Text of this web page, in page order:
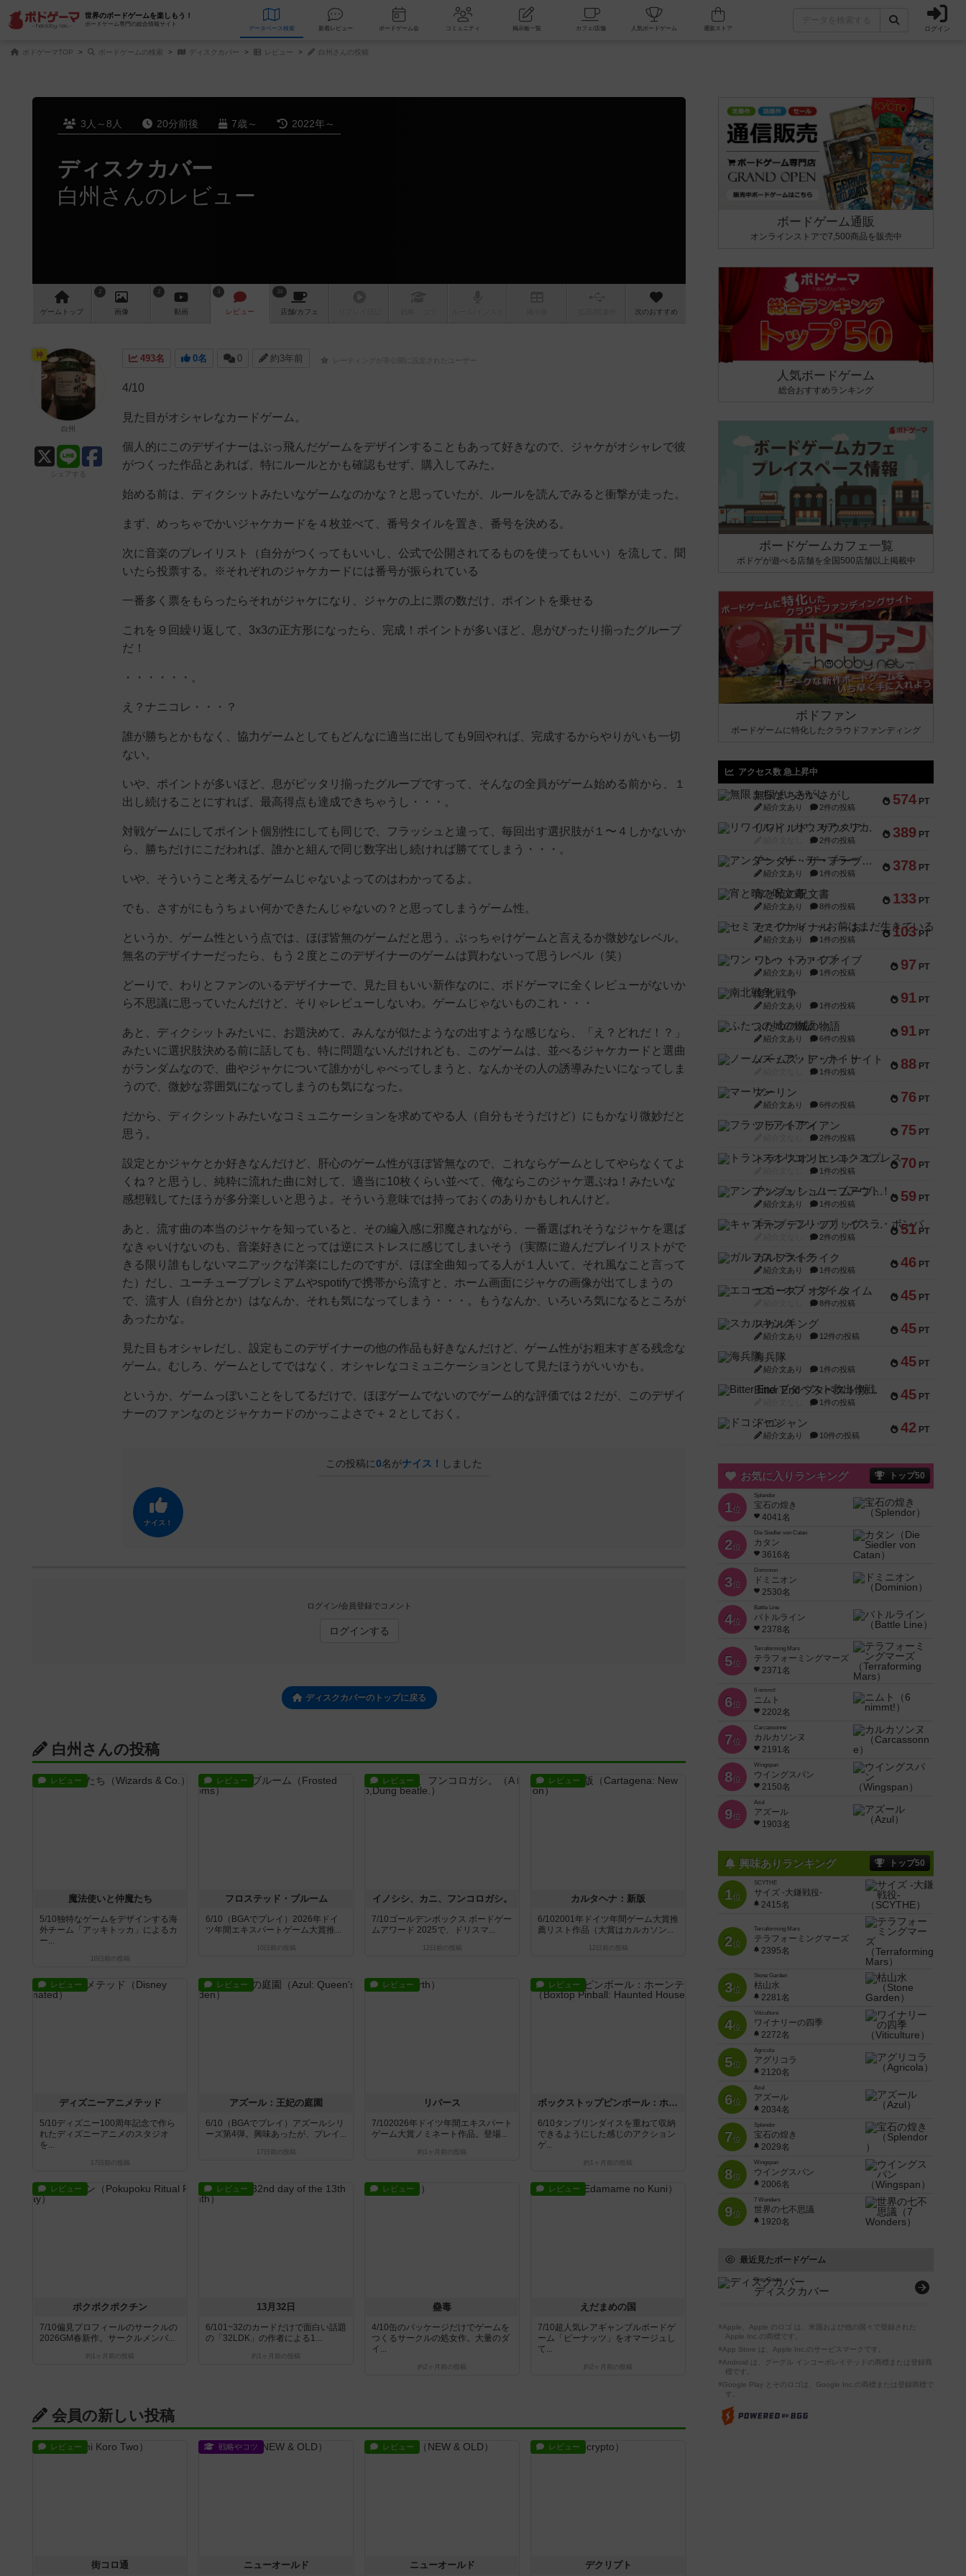
世界のボードゲームを楽しもう！
ボードゲーム専門の総合情報サイト
データベース 検索 新着レビュー ボードゲーム会 コミュニティ 掲示板一覧 カフェ/店舗 人気ボードゲーム ログイン
ボドゲーマTOP ボードゲームの検索 ディスクカバー レビュー 白州さんの投稿
3人～8人 20分前後 7歳～ 2022年～
ディスクカバー
白州さんのレビュー
ゲーム トップ
2
画像
2
動画
3
レビュー
34
店舗/カフェ 次のおすすめ
493名 0名 0 約3年前 レーティングが非公開に設定されたユーザー
4/10
見た目がオシャレなカードゲーム。
個人的にこのデザイナーはぶっ飛んだゲームをデザインすることもあって好きなので、ジャケがオシャレで彼
がつくった作品とあれば、特にルールとかも確認もせず、購入してみた。
始める前は、ディクシットみたいなゲームなのかな？と思っていたが、ルールを読んでみると衝撃が走った。
まず、めっちゃでかいジャケカードを４枚並べて、番号タイルを置き、番号を決める。
次に音楽のプレイリスト（自分がつくってもいいし、公式で公開されてるものを使ってもいい）を流して、聞
いたら投票する。※それぞれのジャケカードには番号が振られている
一番多く票をもらったらそれがジャケになり、ジャケの上に票の数だけ、ポイントを乗せる
これを９回繰り返して、3x3の正方形になったら、完成！ポイントが多いほど、息がぴったり揃ったグループ
だ！
・・・・・・。
え？ナニコレ・・・？
誰が勝ちとかもなく、協力ゲームとしてもどんなに適当に出しても9回やれば、完成するからやりがいも一切
ない。
いや、ポイントが多いほど、息がピッタリ揃ったグループですって、そんなの全員がゲーム始める前から、１
出し続けることにすれば、最高得点も達成できちゃうし・・・。
対戦ゲームにしてポイント個別性にしても同じで、フラッシュと違って、毎回出す選択肢が１〜４しかないか
ら、勝ちだけにこだわれば、誰かと組んで同じ数字出し続ければ勝ててしまう・・・。
いや、そういうこと考えるゲームじゃないよってのはわかってるよ。
でも、さすがにもうちょい何かできたんじゃないの？と思ってしまうゲーム性。
というか、ゲーム性という点では、ほぼ皆無のゲームだと思う。ぶっちゃけゲームと言えるか微妙なレベル。
無名のデザイナーだったら、もう２度とこのデザイナーのゲームは買わないって思うレベル（笑）
どーりで、わりとファンのいるデザイナーで、見た目もいい新作なのに、ボドゲーマに全くレビューがないか
ら不思議に思っていたんだけど、そりゃレビューしないわ。ゲームじゃないものこれ・・・
あと、ディクシットみたいに、お題決めて、みんなが似たようなの出すような感じなら、「え？どれだ！？」
みたいに選択肢決める前に話しても、特に問題ないんだけれども、このゲームは、並べるジャケカードと選曲
がランダムなので、曲やジャケについて誰かがしゃべってしまうと、なんかその人の誘導みたいになってしま
うので、微妙な雰囲気になってしまうのも気になった。
だから、ディクシットみたいなコミュニケーションを求めてやる人（自分もそうだけど）にもかなり微妙だと
思う。
設定とかジャケとか好きなんだけど、肝心のゲーム性がほぼ皆無なので、これならゲームとしてやらなくてよ
くね？と思うし、純粋に流れた曲に対して、適当に10枚くらい並べて、俺ならこのジャケ選ぶね！みたいな
感想戦してたほうが多分楽しいと思うよ。そういう意味では持っておくのありかもしれんけど。
あと、流す曲の本当のジャケを知っていると、その編入感に邪魔されながら、一番選ばれそうなジャケを選ば
なきゃいけないのも、音楽好きにとっては逆にストレスに感じてしまいそう（実際に遊んだプレイリストがで
きる限り誰もしないマニアックな洋楽にしたのですが、ほぼ全曲知ってる人が１人いて、それ風なこと言って
た）だし、ユーチューブプレミアムやspotifyで携帯から流すと、ホーム画面にジャケの画像が出てしまうの
で、流す人（自分とか）はなんか、それも気になってしまう・・・。もうなんか、いろいろ気になるところが
あったかな。
見た目もオシャレだし、設定もこのデザイナーの他の作品も好きなんだけど、ゲーム性がお粗末すぎる残念な
ゲーム。むしろ、ゲームとしてではなく、オシャレなコミュニケーションとして見たほうがいいかも。
というか、ゲームっぽいことをしてるだけで、ほぼゲームでないのでゲーム的な評価では２だが、このデザイ
ナーのファンなのとジャケカードのかっこよさで＋２としておく。
この投稿に0名がナイス！ しました
ナイス！
神
白州
シェアする
ログイン/会員登録でコメント
ログインする
ディスクカバーのトップに戻る
白州さんの投稿
レビュー
魔法使いと仲魔たち
5/10独特なゲームをデザインする海
外チーム「アッキトッカ」によるカ
ー...
10日前 の投稿
レビュー
フロステッド・ブルーム
6/10（BGAでプレイ）2026年ドイ
ツ年間エキスパートゲーム大賞推...
10日前 の投稿
レビュー
イノシシ、カニ、フンコロガシ。
7/10ゴールデンボックス ボードゲー
ムアワード 2025で、ドリスマ...
12日前 の投稿
レビュー
カルタヘナ：新版
6/102001年ドイツ年間ゲーム大賞推
薦リスト作品（大賞はカルカソン...
12日前 の投稿
レビュー
ディズニーアニメテッド
5/10ディズニー100周年記念で作ら
れたディズニーアニメのスタジオ
を...
17日前 の投稿
レビュー
アズール：王妃の庭園
6/10（BGAでプレイ）アズールシリ
ーズ第4弾。興味あったが、プレイ...
17日前 の投稿
レビュー
リバース
7/102026年ドイツ年間エキスパート
ゲーム大賞ノミネート作品。登場...
約1ヶ月前 の投稿
レビュー
ボックストップピンボール：ホーンテッドハウス
6/10タンブリンダイスを重ねて収納
できるようにした感じのアクション
ゲ...
約1ヶ月前 の投稿
レビュー
ポクポクポクチン
7/10偏見プロフィールのサークルの
2026GM春新作。サークルメンバ...
約1ヶ月前 の投稿
レビュー
13月32日
6/101~32のカードだけで面白い話題
の「32LDK」の作者による1...
約1ヶ月前 の投稿
レビュー
蠱毒
4/10缶のパッケージだけでゲームを
つくるサークルの処女作。大量のダ
イ...
約2ヶ月前 の投稿
レビュー
えだまめの国
7/10超人気レアギャンブルボードゲ
ーム「ピーナッツ」をオマージュし
て...
約2ヶ月前 の投稿
会員の新しい投稿
レビュー
街コロ通
戦略やコツ
ニューオールド
レビュー
ニューオールド
レビュー
デクリプト
ボードゲーム通販
オンラインストアで7,500商品を販売中
人気ボードゲーム
総合おすすめランキング
ボードゲームカフェ一覧
ボドゲが遊べる店舗を全国500店舗以上掲載中
ボドファン
ボードゲームに特化したクラウドファンディング
アクセス数 急上昇中
574 PT
無限まちがいさがし
紹介文あり 2件の投稿
389 PT
リワイルド：サウスアメリカ
2件の投稿
378 PT
アンダー・ザ・テーブラー
紹介文あり 1件の投稿
133 PT
宵と暁の呪文書
紹介文あり 8件の投稿
103 PT
セミファイナル ～お前はまだ生きている～
紹介文あり 1件の投稿
97 PT
ワン・トゥ・ファイブ
紹介文あり 1件の投稿
91 PT
南北戦争
紹介文あり 1件の投稿
91 PT
ふたつの城の物語
紹介文あり 6件の投稿
88 PT
ノームズ・アット・ナイト
1件の投稿
76 PT
マーリン
紹介文あり 6件の投稿
75 PT
フラットアイアン
2件の投稿
70 PT
トランスオリエント・エクスプレス
1件の投稿
59 PT
アンブッシュ！：ムーブアウト！
紹介文あり 1件の投稿
51 PT
キャプテン・フリップ：イスラ・ボンバ
2件の投稿
46 PT
ガルフストライク
紹介文あり 1件の投稿
45 PT
エコーズ・オブ・タイム
8件の投稿
45 PT
スカルキング
紹介文あり 12件の投稿
45 PT
海兵隊
紹介文あり 1件の投稿
45 PT
Bitter End ブタペスト救出作戦
1件の投稿
42 PT
ドコジャン
紹介文あり 10件の投稿
お気に入りランキング トップ50
1位
Splendor
宝石の煌き
4041名
2位
Die Siedler von Catan
カタン
3616名
3位
Dominion
ドミニオン
2530名
4位
Battle Line
バトルライン
2378名
5位
Terraforming Mars
テラフォーミングマーズ
2371名
6位
6 nimmt!
ニムト
2202名
7位
Carcassonne
カルカソンヌ
2191名
8位
Wingspan
ウイングスパン
2150名
9位
Azul
アズール
1903名
興味ありランキング トップ50
1位
SCYTHE
サイズ -大鎌戦役-
2415名
2位
Terraforming Mars
テラフォーミングマーズ
2395名
3位
Stone Garden
枯山水
2281名
4位
Viticulture
ワイナリーの四季
2272名
5位
Agricola
アグリコラ
2120名
6位
Azul
アズール
2034名
7位
Splendor
宝石の煌き
2029名
8位
Wingspan
ウイングスパン
2006名
9位
7 Wonders
世界の七不思議
1920名
最近見たボードゲーム
Disc Cover
ディスクカバー
※Apple、Apple のロゴ は、米国および他の国々で登録された
Apple Inc.の商標です。
※App Store は、Apple Inc.のサービスマークです。
※Android は、グーグル インコーポレイテッドの商標または登録商
標です。
※Google Play とそのロゴは、Google Inc.の商標または登録商標で
す。